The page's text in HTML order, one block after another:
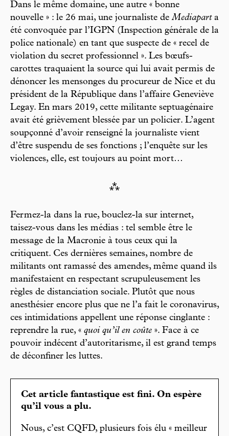
Dans le même domaine, une autre « bonne
nouvelle » : le 26 mai, une journaliste deMediaparta
été convoquée par l’IGPN (Inspection générale de la
police nationale) en tant que suspecte de « recel de
violation du secret professionnel ». Les bœufs-
carottes traquaient la source qui lui avait permis de
dénoncer les mensonges du procureur de Nice et du
président de la République dans l’affaire Geneviève
Legay. En mars 2019, cette militante septuagénaire
avait été grièvement blessée par un policier. L’agent
soupçonné d’avoir renseigné la journaliste vient
d’être suspendu de ses fonctions ; l’enquête sur les
violences, elle, est toujours au point mort…
⁂
Fermez-la dans la rue, bouclez-la sur internet,
taisez-vous dans les médias : tel semble être le
message de la Macronie à tous ceux qui la
critiquent. Ces dernières semaines, nombre de
militants ont ramassé des amendes, même quand ils
manifestaient en respectant scrupuleusement les
règles de distanciation sociale. Plutôt que nous
anesthésier encore plus que ne l’a fait le coronavirus,
ces intimidations appellent une réponse cinglante :
reprendre la rue, « quoi qu’il en coûte ». Face à ce
pouvoir indécent d’autoritarisme, il est grand temps
de déconfiner les luttes.
Cet article fantastique est fini. On espère
qu’il vous a plu.
Nous, c’est CQFD, plusieurs fois élu « meilleur